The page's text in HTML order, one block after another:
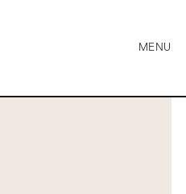
MENU